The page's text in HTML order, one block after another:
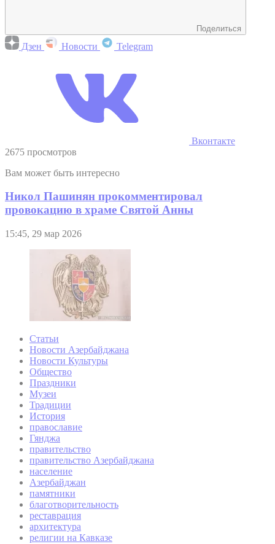
Поделиться
Дзен Новости Telegram
Вконтакте
2675 просмотров
Вам может быть интересно
Никол Пашинян прокомментировал
провокацию в храме Святой Анны
15:45, 29 мар 2026
Статьи
Новости Азербайджана
Новости Культуры
Общество
Праздники
Музеи
Традиции
История
православие
Гянджа
правительство
правительство Азербайджана
население
Азербайджан
памятники
благотворительность
реставрация
архитектура
религии на Кавказе